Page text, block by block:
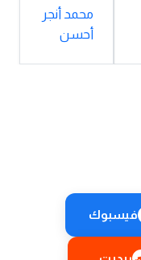
محمد أنجر
أحسن
فيسبوك